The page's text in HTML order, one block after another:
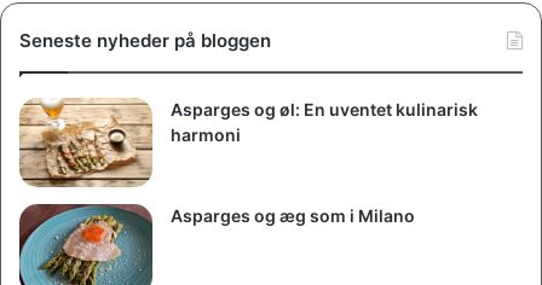
Seneste nyheder på bloggen
Asparges og øl: En uventet kulinarisk
harmoni
Asparges og æg som i Milano